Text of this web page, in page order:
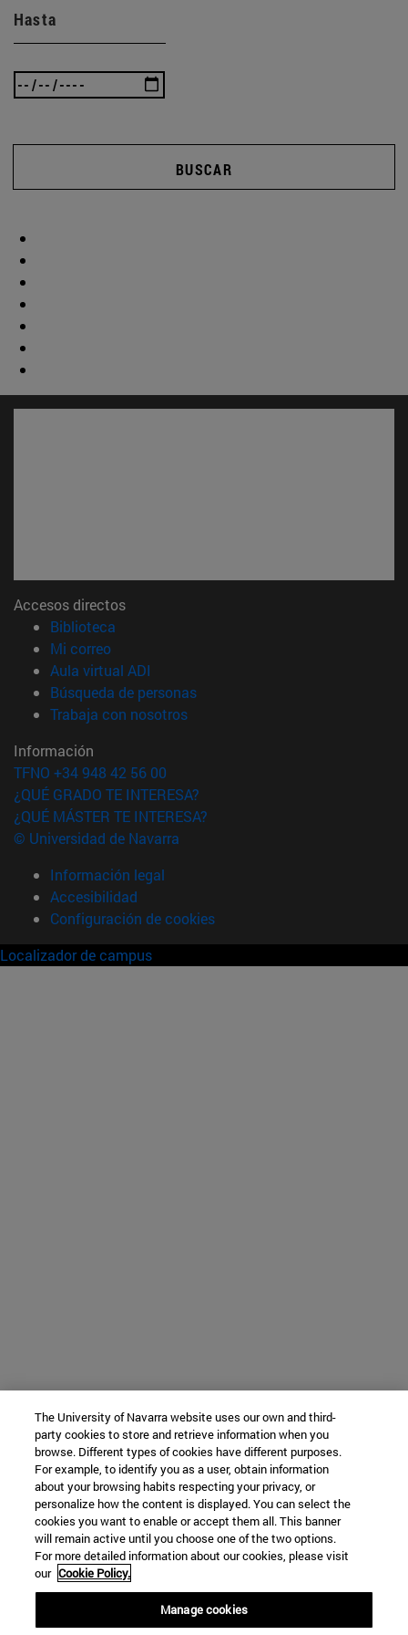
Hasta
BUSCAR
Accesos directos
Biblioteca
Mi correo(abre en nueva ventana)
Aula virtual ADI
Búsqueda de personas(abre en nueva ventana)
Trabaja con nosotros(abre en nueva ventana)
Información
TFNO +34 948 42 56 00
¿QUÉ GRADO TE INTERESA?
¿QUÉ MÁSTER TE INTERESA?
© Universidad de Navarra
Información legal
Accesibilidad
Configuración de cookies
Localizador de campus
The University of Navarra website uses our own and third-
party cookies to store and retrieve information when you
browse. Different types of cookies have different purposes.
For example, to identify you as a user, obtain information
about your browsing habits respecting your privacy, or
personalize how the content is displayed. You can select the
cookies you want to enable or accept them all. This banner
will remain active until you choose one of the two options.
For more detailed information about our cookies, please visit
our Cookie Policy.
Manage cookies